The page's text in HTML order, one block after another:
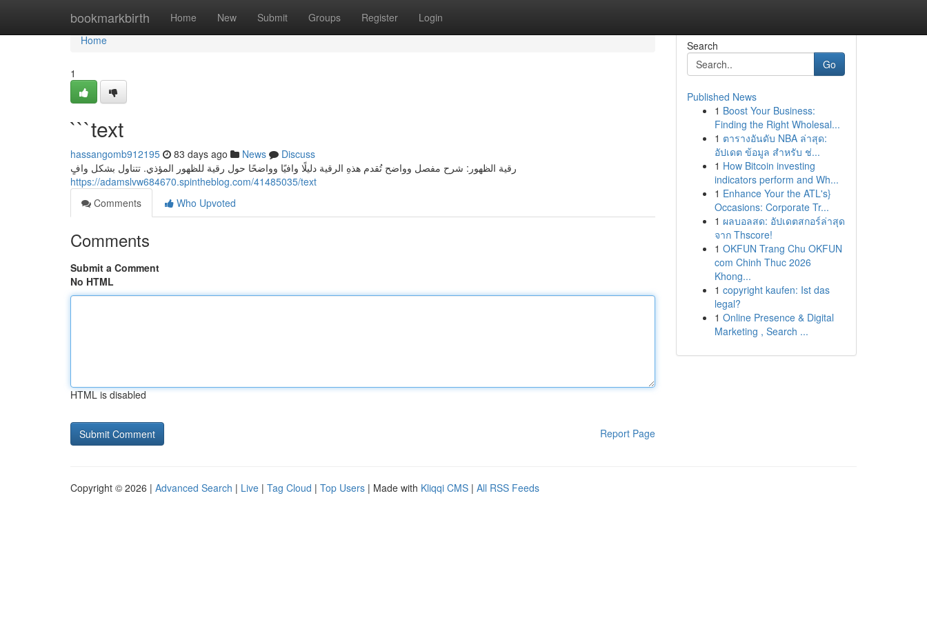
bookmarkbirth Home New Submit Groups Register Login
Home
Home
1
```text
hassangomb912195 83 days ago News
Discuss
رقية الظهور: شرح مفصل وواضح تُقدم هذهِ الرقية دليلًا وافيًا وواضحًا حول رقية للظهور المؤذي. تتناول بشكل وافٍ
https://adamslvw684670.spintheblog.com/41485035/text
Comments
Who Upvoted
Comments
Submit a Comment
No HTML
HTML is disabled
Report Page
Search
Go
Published News
1 Boost Your Business:
Finding the Right Wholesal...
1 ตารางอันดับ NBA ล่าสุด:
อัปเดต ข้อมูล สำหรับ ช่...
1 How Bitcoin investing
indicators perform and Wh...
1 Enhance Your the ATL's}
Occasions: Corporate Tr...
1 ผลบอลสด: อัปเดตสกอร์ล่าสุด
จาก Thscore!
1 OKFUN Trang Chu OKFUN
com Chinh Thuc 2026
Khong...
1 copyright kaufen: Ist das
legal?
1 Online Presence & Digital
Marketing , Search ...
Copyright © 2026 | Advanced Search | Live | Tag Cloud | Top Users | Made with Kliqqi CMS | All RSS Feeds